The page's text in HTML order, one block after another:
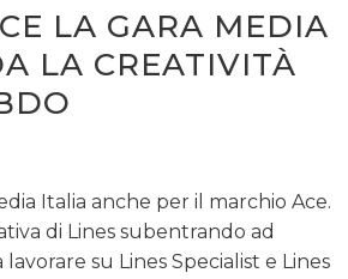
LA GARA MEDIA
LA CREATIVITÀ
Italia anche per il marchio Ace.
di Lines subentrando ad
su Lines Specialist e Lines